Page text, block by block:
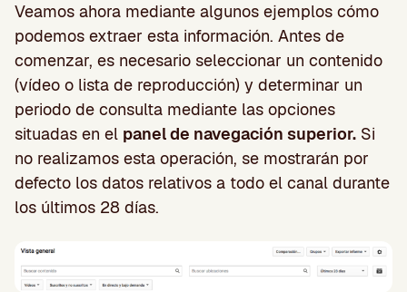
Veamos ahora mediante algunos ejemplos cómo
podemos extraer esta información. Antes de
comenzar, es necesario seleccionar un contenido
(vídeo o lista de reproducción) y determinar un
periodo de consulta mediante las opciones
situadas en el panel de navegación superior. Si
no realizamos esta operación, se mostrarán por
defecto los datos relativos a todo el canal durante
los últimos 28 días.